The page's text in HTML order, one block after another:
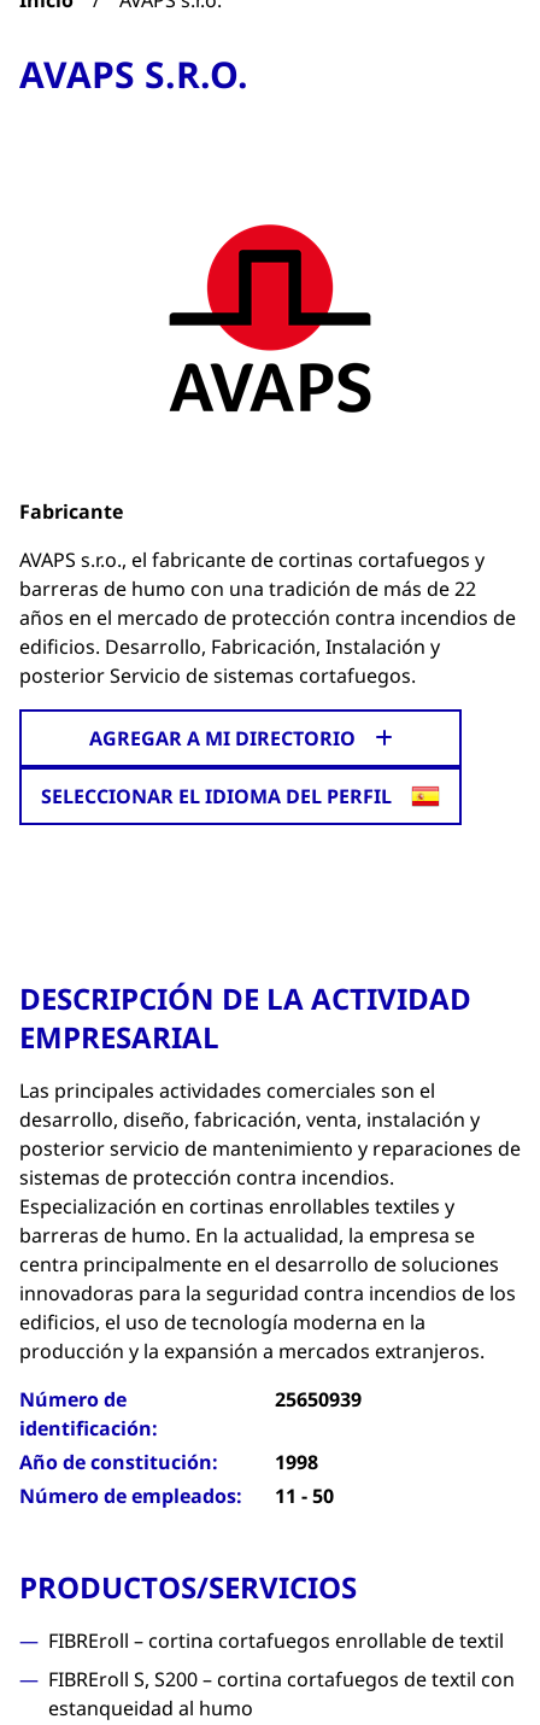
AVAPS S.R.O.
Fabricante
AVAPS s.r.o., el fabricante de cortinas cortafuegos y
barreras de humo con una tradición de más de 22
años en el mercado de protección contra incendios de
edificios. Desarrollo, Fabricación, Instalación y
posterior Servicio de sistemas cortafuegos.
AGREGAR A MI DIRECTORIO
SELECCIONAR EL IDIOMA DEL PERFIL
DESCRIPCIÓN DE LA ACTIVIDAD
EMPRESARIAL
Las principales actividades comerciales son el
desarrollo, diseño, fabricación, venta, instalación y
posterior servicio de mantenimiento y reparaciones de
sistemas de protección contra incendios.
Especialización en cortinas enrollables textiles y
barreras de humo. En la actualidad, la empresa se
centra principalmente en el desarrollo de soluciones
innovadoras para la seguridad contra incendios de los
edificios, el uso de tecnología moderna en la
producción y la expansión a mercados extranjeros.
Número de
identificación:
25650939
Año de constitución:
1998
Número de empleados:
11 - 50
PRODUCTOS/SERVICIOS
FIBREroll – cortina cortafuegos enrollable de textil
FIBREroll S, S200 – cortina cortafuegos de textil con
estanqueidad al humo